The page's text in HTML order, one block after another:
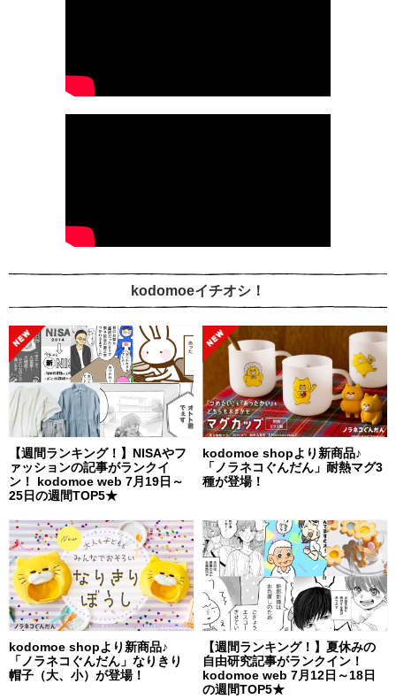
kodomoeイチオシ！
【週間ランキング！】NISAやフ
ァッションの記事がランクイ
ン！ kodomoe web 7月19日～
25日の週間TOP5★
kodomoe shopより新商品♪
「ノラネコぐんだん」耐熱マグ3
種が登場！
kodomoe shopより新商品♪
「ノラネコぐんだん」なりきり
帽子（大、小）が登場！
【週間ランキング！】夏休みの
自由研究記事がランクイン！
kodomoe web 7月12日～18日
の週間TOP5★